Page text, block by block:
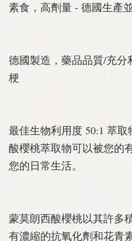
素食，高劑量 - 德國生產
德國製造，藥品品質/充
梗
最佳生物利用度 50:1 萃
酸櫻桃萃取物可以被您的
您的日常生活。
蒙莫朗西酸櫻桃以其許多
有濃縮的抗氧化劑和花青